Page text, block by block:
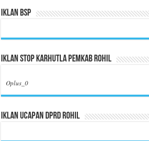
Iklan BSP
Iklan Stop Karhutla Pemkab Rohil
Oplus_0
Iklan Ucapan DPRD Rohil